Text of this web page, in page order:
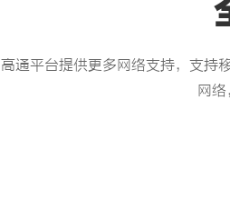
高通平台提供更多网络支持，支持
网